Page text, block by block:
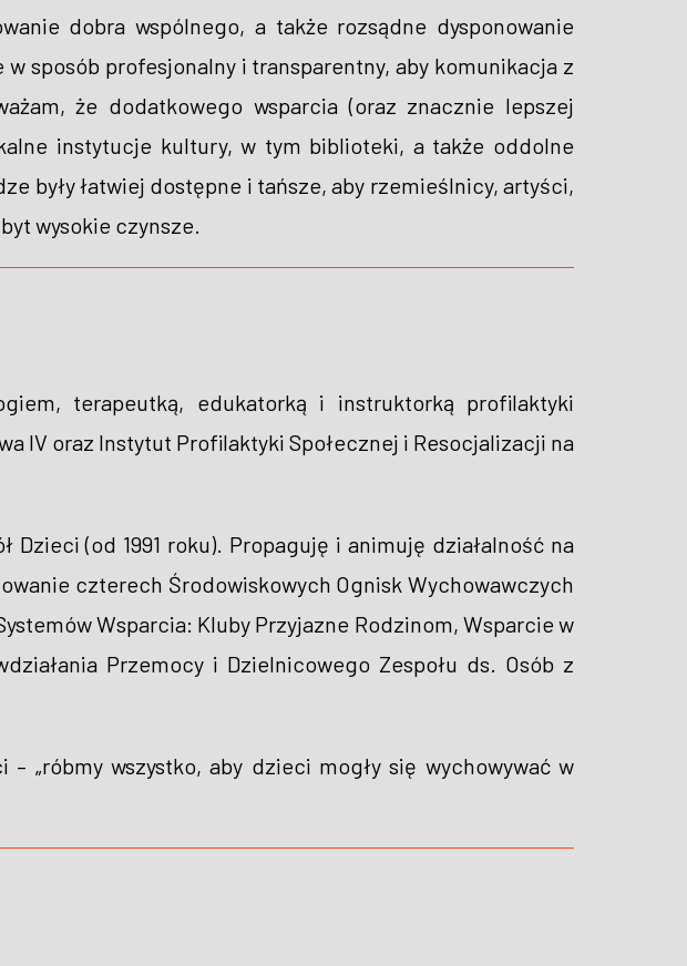
dobra wspólnego, a także rozsądne dysponowanie
sposób profesjonalny i transparentny, aby komunikacja z
że dodatkowego wsparcia (oraz znacznie lepszej
instytucje kultury, w tym biblioteki, a także oddolne
były łatwiej dostępne i tańsze, aby rzemieślnicy, artyści,
wysokie czynsze.
terapeutką, edukatorką i instruktorką profilaktyki
IV oraz Instytut Profilaktyki Społecznej i Resocjalizacji na
Dzieci (od 1991 roku). Propaguję i animuję działalność na
czterech Środowiskowych Ognisk Wychowawczych
Wsparcia: Kluby Przyjazne Rodzinom, Wsparcie w
Przemocy i Dzielnicowego Zespołu ds. Osób z
„róbmy wszystko, aby dzieci mogły się wychowywać w